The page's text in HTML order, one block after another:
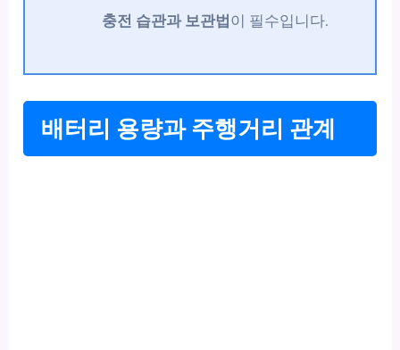
충전 습관과 보관법 이 필수입니다.
배터리 용량과 주행거리 관계